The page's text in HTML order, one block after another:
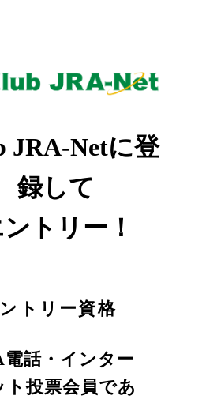
JRA-Netに登
録して
トリー！
トリー資格
電話・インター
ト投票会員であ